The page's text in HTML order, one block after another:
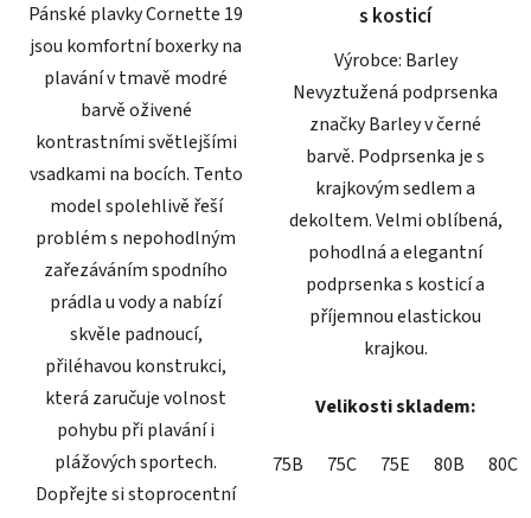
Pánské plavky Cornette 19
jsou komfortní boxerky na
plavání v tmavě modré
barvě oživené
kontrastními světlejšími
vsadkami na bocích. Tento
model spolehlivě řeší
problém s nepohodlným
zařezáváním spodního
prádla u vody a nabízí
skvěle padnoucí,
přiléhavou konstrukci,
která zaručuje volnost
pohybu při plavání i
plážových sportech.
Dopřejte si stoprocentní
s kosticí
Výrobce: Barley
Nevyztužená podprsenka
značky Barley v černé
barvě. Podprsenka je s
krajkovým sedlem a
dekoltem. Velmi oblíbená,
pohodlná a elegantní
podprsenka s kosticí a
příjemnou elastickou
krajkou.
Velikosti skladem:
75B 75C 75E 80B 80C